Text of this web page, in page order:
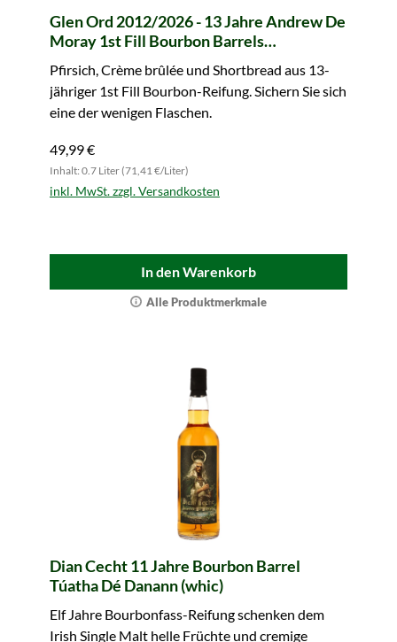
Glen Ord 2012/2026 - 13 Jahre Andrew De
Moray 1st Fill Bourbon Barrels
(whic)
Pfirsich, Crème brûlée und Shortbread aus 13-
jähriger 1st Fill Bourbon-Reifung. Sichern Sie sich
eine der wenigen Flaschen.
49,99 €
Inhalt: 0.7 Liter (71,41 €/Liter)
inkl. MwSt. zzgl. Versandkosten
In den Warenkorb
Alle Produktmerkmale
Dian Cecht 11 Jahre Bourbon Barrel
Túatha Dé Danann (whic)
Elf Jahre Bourbonfass-Reifung schenken dem
Irish Single Malt helle Früchte und cremige